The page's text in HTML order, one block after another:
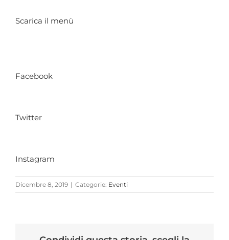
Scarica il menù
Facebook
Twitter
Instagram
Dicembre 8, 2019 | Categorie: Eventi